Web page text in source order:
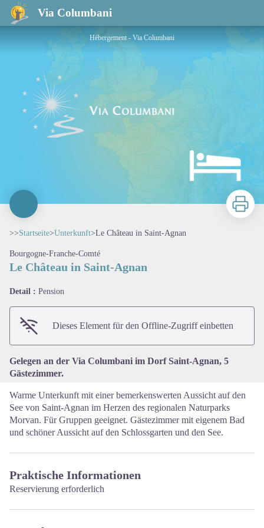
Via Columbani
Le Château in Saint-Agnan
Hébergement - Via Columbani
Zu
>>Startseite>Unterkunft>Le Château in Saint-Agnan
Bourgogne-Franche-Comté
Le Château in Saint-Agnan
Detail : Pension
Dieses Element für den Offline-Zugriff einbetten
Gelegen an der Via Columbani im Dorf Saint-Agnan, 5
Gästezimmer.
Warme Unterkunft mit einer bemerkenswerten Aussicht auf den
See von Saint-Agnan im Herzen des regionalen Naturparks
Morvan. Für Gruppen geeignet. Gästezimmer mit eigenem Bad
und schöner Aussicht auf den Schlossgarten und den See.
Praktische Informationen
Reservierung erforderlich